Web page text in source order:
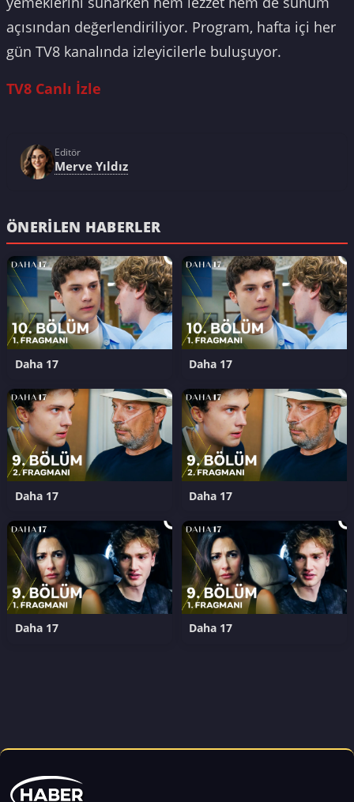
açısından değerlendiriliyor. Program, hafta içi her
gün TV8 kanalında izleyicilerle buluşuyor.
TV8 Canlı İzle
Editör
Merve Yıldız
ÖNERILEN HABERLER
Daha 17 Daha 17
Daha 17 Daha 17
Daha 17 Daha 17